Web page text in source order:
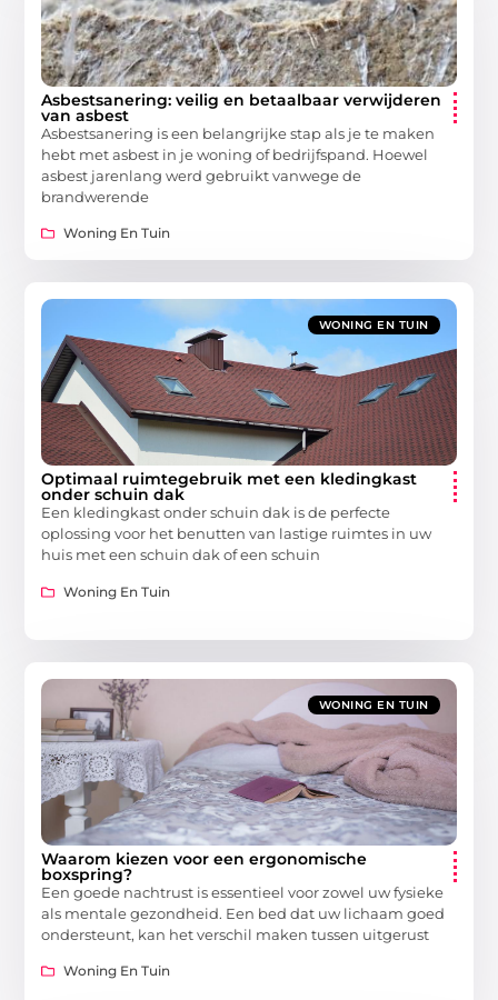
Asbestsanering: veilig en betaalbaar verwijderen
van asbest
Asbestsanering is een belangrijke stap als je te maken
hebt met asbest in je woning of bedrijfspand. Hoewel
asbest jarenlang werd gebruikt vanwege de
brandwerende
Woning En Tuin
WONING EN TUIN
Optimaal ruimtegebruik met een kledingkast
onder schuin dak
Een kledingkast onder schuin dak is de perfecte
oplossing voor het benutten van lastige ruimtes in uw
huis met een schuin dak of een schuin
Woning En Tuin
WONING EN TUIN
Waarom kiezen voor een ergonomische
boxspring?
Een goede nachtrust is essentieel voor zowel uw fysieke
als mentale gezondheid. Een bed dat uw lichaam goed
ondersteunt, kan het verschil maken tussen uitgerust
Woning En Tuin